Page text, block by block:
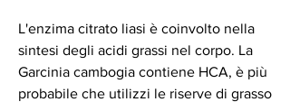
L'enzima citrato liasi è coinvolto nella
sintesi degli acidi grassi nel corpo. La
Garcinia cambogia contiene HCA, è più
probabile che utilizzi le riserve di grasso